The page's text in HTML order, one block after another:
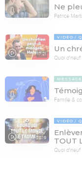
Ne
Patrice
17:21
VIDÉO
Un
Quoi d'neuf
Famille & co
78:19
VIDÉO
TOUT
Quoi d'neuf